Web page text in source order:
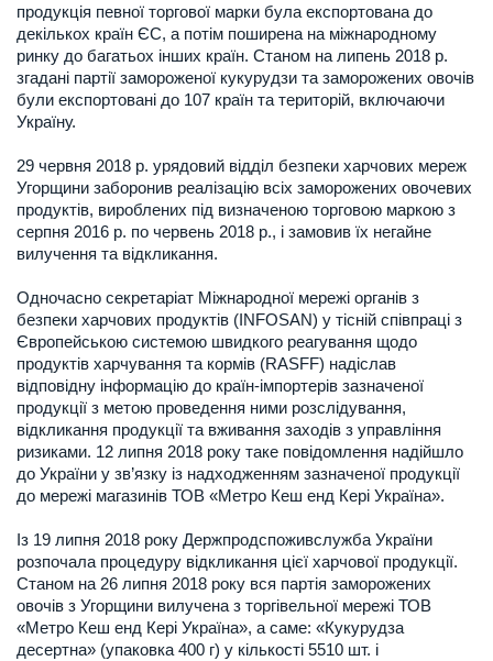
продукція певної торгової марки була експортована до
декількох країн ЄС, а потім поширена на міжнародному
ринку до багатьох інших країн. Станом на липень 2018 р.
згадані партії замороженої кукурудзи та заморожених овочів
були експортовані до 107 країн та територій, включаючи
Україну.
29 червня 2018 р. урядовий відділ безпеки харчових мереж
Угорщини заборонив реалізацію всіх заморожених овочевих
продуктів, вироблених під визначеною торговою маркою з
серпня 2016 р. по червень 2018 р., і замовив їх негайне
вилучення та відкликання.
Одночасно секретаріат Міжнародної мережі органів з
безпеки харчових продуктів (INFOSAN) у тісній співпраці з
Європейською системою швидкого реагування щодо
продуктів харчування та кормів (RASFF) надіслав
відповідну інформацію до країн-імпортерів зазначеної
продукції з метою проведення ними розслідування,
відкликання продукції та вживання заходів з управління
ризиками. 12 липня 2018 року таке повідомлення надійшло
до України у зв’язку із надходженням зазначеної продукції
до мережі магазинів ТОВ «Метро Кеш енд Кері Україна».
Із 19 липня 2018 року Держпродспоживслужба України
розпочала процедуру відкликання цієї харчової продукції.
Станом на 26 липня 2018 року вся партія заморожених
овочів з Угорщини вилучена з торгівельної мережі ТОВ
«Метро Кеш енд Кері Україна», а саме: «Кукурудза
десертна» (упаковка 400 г) у кількості 5510 шт. і